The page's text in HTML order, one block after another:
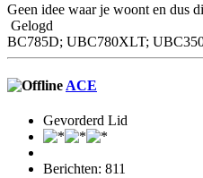
Geen idee waar je woont en dus
Gelogd
BC785D; UBC780XLT;
ACE
Gevorderd Lid
Berichten: 811